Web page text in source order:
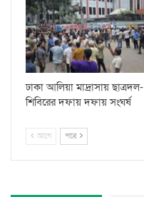
ঢাকা আলিয়া মাদ্রাসায় ছাত্রদল-
শিবিরের দফায় দফায় সংঘর্ষ
আগে পরে